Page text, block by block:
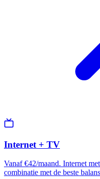
Internet + TV
Vanaf €42/maand. Internet
combinatie met de beste